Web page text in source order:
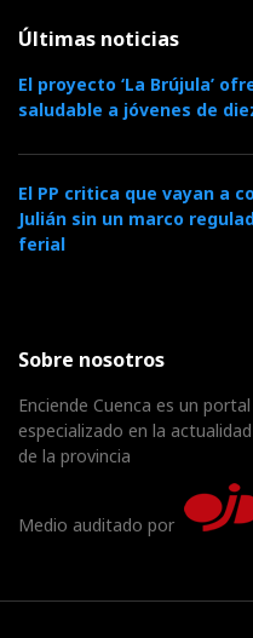
Últimas noticias
El proyecto ‘La Brújula’
saludable a jóvenes de
El PP critica que vayan a
Julián sin un marco
ferial
Sobre nosotros
Enciende Cuenca es un
especializado en la
de la provincia
Medio auditado por